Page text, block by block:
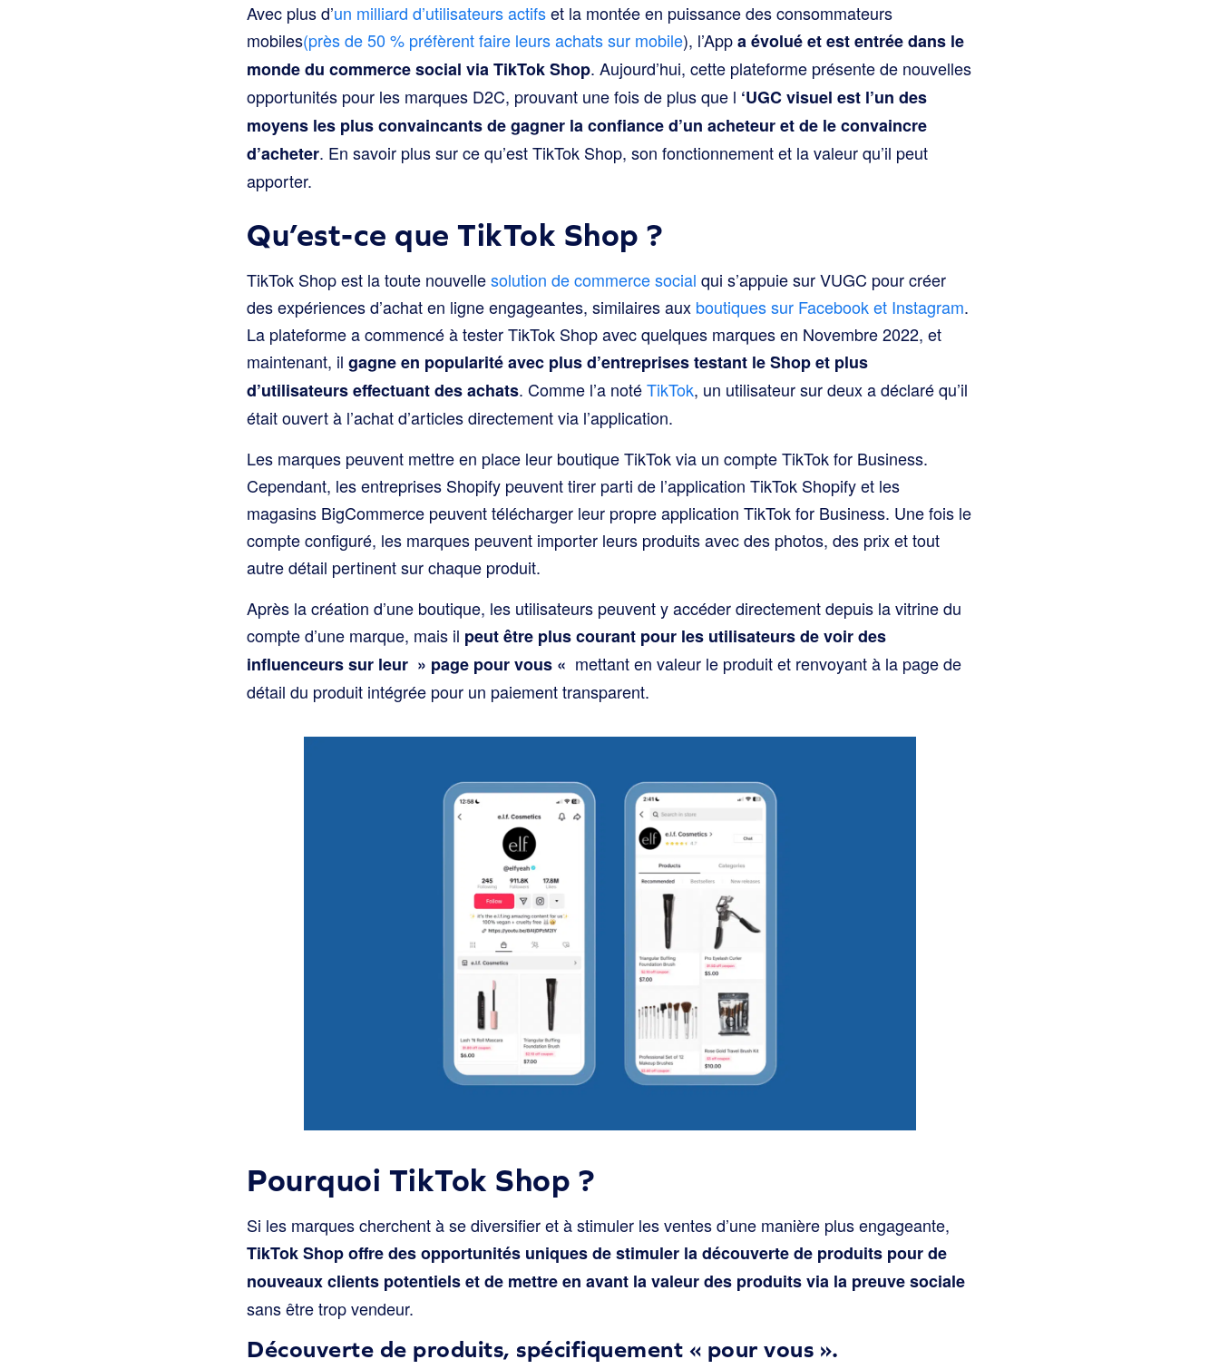
Avec plus d’un milliard d’utilisateurs actifset la montée en puissance des consommateurs
mobiles(près de 50 % préfèrent faire leurs achats sur mobile), l’Appa évolué et est entrée dans le
monde du commerce social via TikTok Shop. Aujourd’hui, cette plateforme présente de nouvelles
opportunités pour les marques D2C, prouvant une fois de plus que l ‘UGC visuel est l’un des
moyens les plus convaincants de gagner la confiance d’un acheteur et de le convaincre
d’acheter. En savoir plus sur ce qu’est TikTok Shop, son fonctionnement et la valeur qu’il peut
apporter.
Qu’est-ce que TikTok Shop ?
TikTok Shop est la toute nouvellesolution de commerce social qui s’appuie sur VUGC pour créer
des expériences d’achat en ligne engageantes, similaires aux boutiques sur Facebook et Instagram.
La plateforme a commencé à tester TikTok Shop avec quelques marques en Novembre 2022, et
maintenant, il gagne en popularité avec plus d’entreprises testant le Shop et plus
d’utilisateurs effectuant des achats. Comme l’a notéTikTok, un utilisateur sur deux a déclaré qu’il
était ouvert à l’achat d’articles directement via l’application.
Les marques peuvent mettre en place leur boutique TikTok via un compte TikTok for Business.
Cependant, les entreprises Shopify peuvent tirer parti de l’application TikTok Shopify et les
magasins BigCommerce peuvent télécharger leur propre application TikTok for Business. Une fois le
compte configuré, les marques peuvent importer leurs produits avec des photos, des prix et tout
autre détail pertinent sur chaque produit.
Après la création d’une boutique, les utilisateurs peuvent y accéder directement depuis la vitrine du
compte d’une marque, mais il peut être plus courant pour les utilisateurs de voir des
influenceurs sur leur » page pour vous « mettant en valeur le produit et renvoyant à la page de
détail du produit intégrée pour un paiement transparent.
Pourquoi TikTok Shop ?
Si les marques cherchent à se diversifier et à stimuler les ventes d’une manière plus engageante,
TikTok Shop offre des opportunités uniques de stimuler la découverte de produits pour de
nouveaux clients potentiels et de mettre en avant la valeur des produits via la preuve sociale
sans être trop vendeur.
Découverte de produits, spécifiquement « pour vous ».